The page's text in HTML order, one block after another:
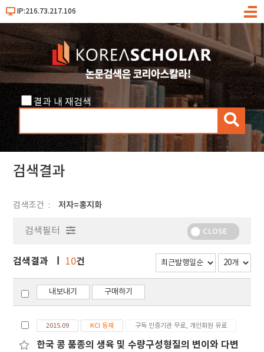
IP:216.73.217.106
메
결과 내 재검색
검
색
검색결과
검색조건 저자=홍지화
검색필터 CLOSE
검색결과 10건
내보내기 구매하기
2015.09 KCI 등재 구독 인증기관 무료, 개인회원 유료
한국 콩 품종의 생육 및 수량구성형질의 변이와 다변